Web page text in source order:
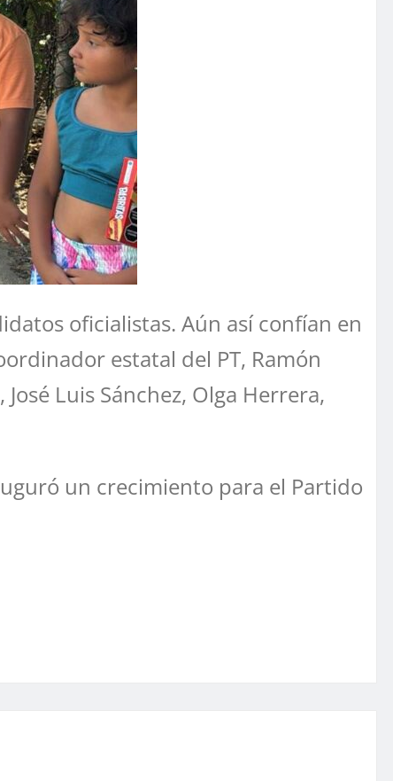
oficialistas. Aún así confían en
estatal del PT, Ramón
Luis Sánchez, Olga Herrera,
un crecimiento para el Partido